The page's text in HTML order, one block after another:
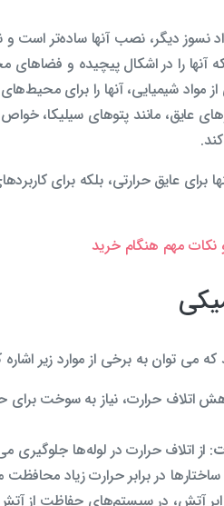
نسوز دیگر، نصب آنها ساده‌تر
را در اشکال پیچیده و فضاهای
از مواد شیمیایی، آنها را برای
عایق، مانند پتوهای سیلیکا،
عایق حرارتی، بلکه برای
نکات مهم هنگام خرید
می توان به برخی از موارد زیر اشاره
اتلاف حرارت، نیاز به سوخت
: از اتلاف حرارت در لوله‌ها جلوگیری
ساختارها در برابر حرارت زیاد
آتش، در سیستم‌های حفاظت از